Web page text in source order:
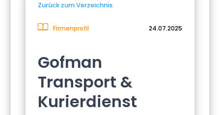
Zurück zum Verzeichnis.
Firmenprofil 24.07.2025
Gofman
Transport &
Kurierdienst